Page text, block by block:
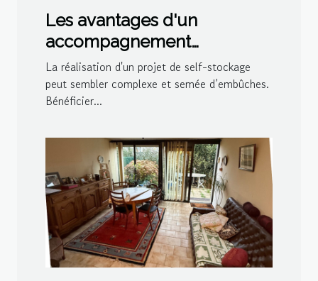
Les avantages d'un
accompagnement
personnalisé lors de la
construction de self-
stockage
La réalisation d'un projet de self-stockage
peut sembler complexe et semée d’embûches.
Bénéficier...